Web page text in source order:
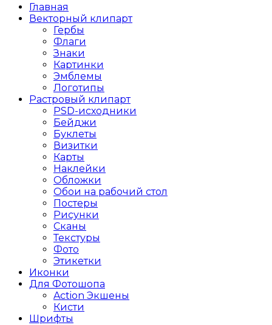
Главная
Векторный клипарт
Гербы
Флаги
Знаки
Картинки
Эмблемы
Логотипы
Растровый клипарт
PSD-исходники
Бейджи
Буклеты
Визитки
Карты
Наклейки
Обложки
Обои на рабочий стол
Постеры
Рисунки
Сканы
Текстуры
Фото
Этикетки
Иконки
Для Фотошопа
Action Экшены
Кисти
Шрифты